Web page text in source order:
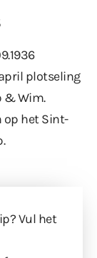
plotseling
& Wim.
op het Sint-
Vul het